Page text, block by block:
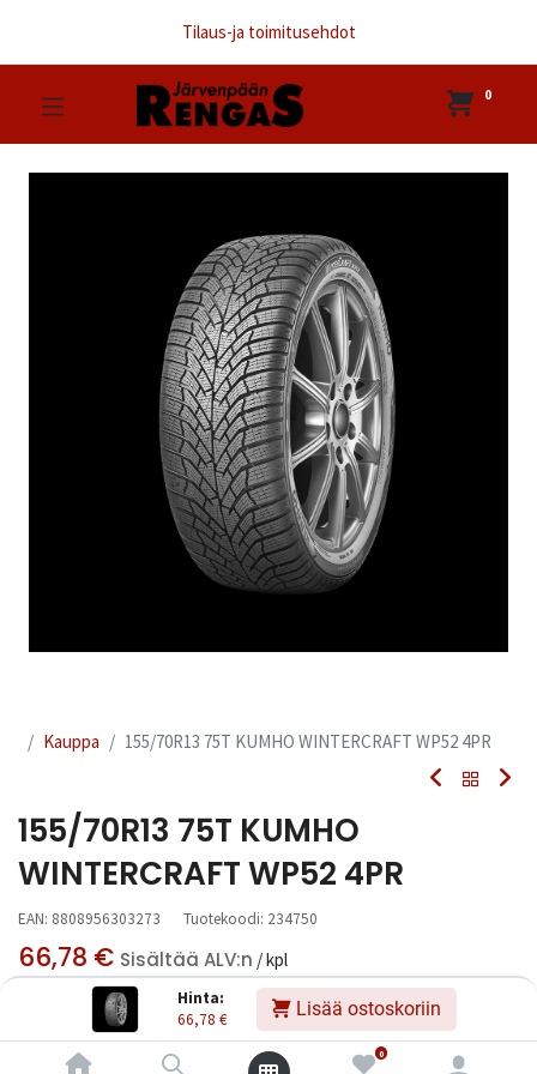
Hinta:
66,78 € Lisää ostoskoriin
0
Tilaus-ja toimitusehdot
0
Kauppa 155/70R13 75T KUMHO WINTERCRAFT WP52 4PR
155/70R13 75T KUMHO
WINTERCRAFT WP52 4PR
EAN: 8808956303273 Tuotekoodi: 234750
66,78 € Sisältää ALV:n / kpl
Toimittajilla (kotimaa):
Saatavilla
Toimitusaika:
3 arkipäivää